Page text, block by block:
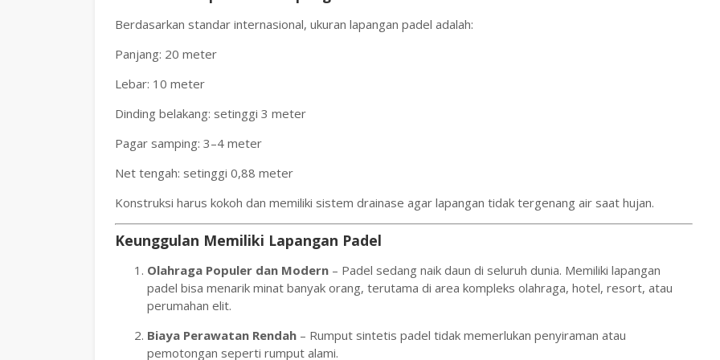
Berdasarkan standar internasional, ukuran lapangan padel adalah:
Panjang: 20 meter
Lebar: 10 meter
Dinding belakang: setinggi 3 meter
Pagar samping: 3–4 meter
Net tengah: setinggi 0,88 meter
Konstruksi harus kokoh dan memiliki sistem drainase agar lapangan tidak tergenang air saat hujan.
Keunggulan Memiliki Lapangan Padel
Olahraga Populer dan Modern – Padel sedang naik daun di seluruh dunia. Memiliki lapangan
padel bisa menarik minat banyak orang, terutama di area kompleks olahraga, hotel, resort, atau
perumahan elit.
Biaya Perawatan Rendah – Rumput sintetis padel tidak memerlukan penyiraman atau
pemotongan seperti rumput alami.